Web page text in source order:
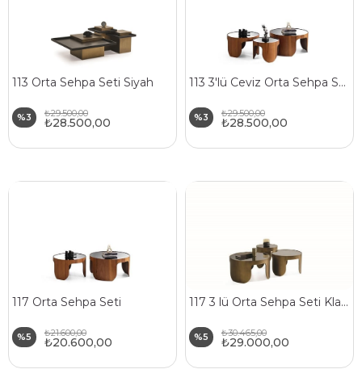
113 Orta Sehpa Seti Siyah
%3 ₺28.500,00
₺29.500,00
113 3'lü Ceviz Orta Sehpa Seti
%3 ₺28.500,00
₺29.500,00
117 Orta Sehpa Seti
%5 ₺20.600,00
₺21.600,00
117 3 lü Orta Sehpa Seti Klasik
%5 ₺29.000,00
₺30.465,00